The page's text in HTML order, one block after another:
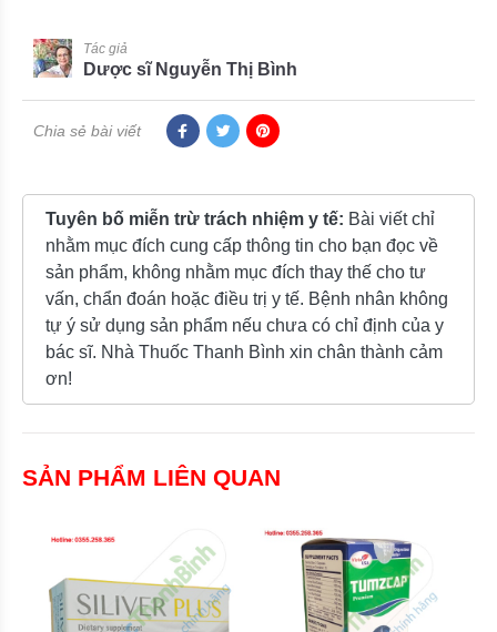
Tác giả
Dược sĩ Nguyễn Thị Bình
Chia sẻ bài viết
Tuyên bố miễn trừ trách nhiệm y tế: Bài viết chỉ
nhằm mục đích cung cấp thông tin cho bạn đọc về
sản phẩm, không nhằm mục đích thay thế cho tư
vấn, chẩn đoán hoặc điều trị y tế. Bệnh nhân không
tự ý sử dụng sản phẩm nếu chưa có chỉ định của y
bác sĩ. Nhà Thuốc Thanh Bình xin chân thành cảm
ơn!
SẢN PHẨM LIÊN QUAN